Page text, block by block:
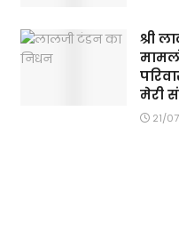
श्री
मेरी
21/